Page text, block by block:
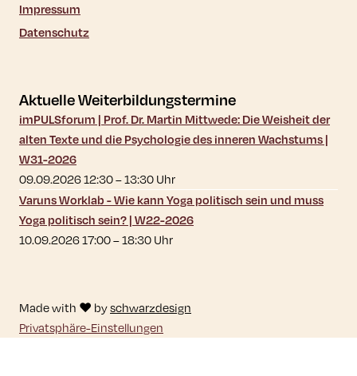
Impressum
Datenschutz
Aktuelle Weiterbildungstermine
imPULSforum | Prof. Dr. Martin Mittwede: Die Weisheit der
alten Texte und die Psychologie des inneren Wachstums |
W31-2026
09.09.2026 12:30–13:30Uhr
Varuns Worklab - Wie kann Yoga politisch sein und muss
Yoga politisch sein? | W22-2026
10.09.2026 17:00–18:30Uhr
Made with ♥ byschwarzdesign
Privatsphäre-Einstellungen